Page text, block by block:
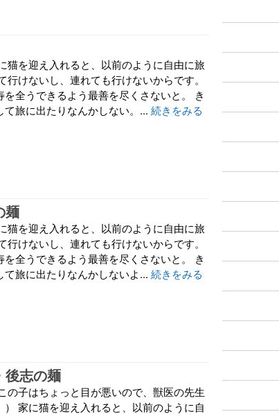
猫を迎え入れると、以前のように自由に旅
けないし、連れても行けないからです。
全うできるよう最善を尽くさないと。 き
旅に出たりなんかしない。... 続きをみる
麺
猫を迎え入れると、以前のように自由に旅
けないし、連れても行けないからです。
全うできるよう最善を尽くさないと。 き
旅に出たりなんかしないよ... 続きをみる
後志の麺
の子はちょっと目が悪いので、獣医の先生
家に猫を迎え入れると、以前のように自